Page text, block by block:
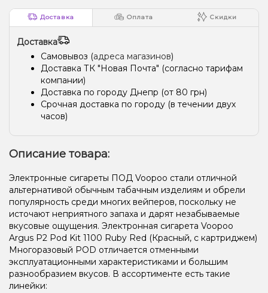
Доставка Оплата Скидки
Доставка
Самовывоз (адреса магазинов)
Доставка ТК "Новая Почта" (согласно тарифам
компании)
Доставка по городу Днепр (от 80 грн)
Срочная доставка по городу (в течении двух
часов)
Описание товара:
Электронные сигареты ПОД Voopoo стали отличной
альтернативой обычным табачным изделиям и обрели
популярность среди многих вейперов, поскольку не
источают неприятного запаха и дарят незабываемые
вкусовые ощущения. Электронная сигарета Voopoo
Argus P2 Pod Kit 1100 Ruby Red (Красный, с картриджем)
Многоразовый POD отличается отменными
эксплуатационными характеристиками и большим
разнообразием вкусов. В ассортименте есть такие
линейки: